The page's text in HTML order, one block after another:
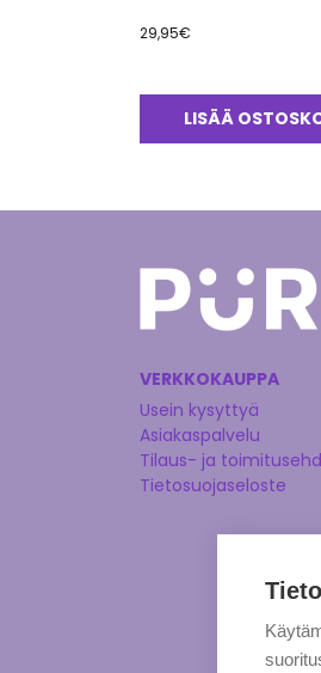
29,95€
LISÄÄ
VERKKOKAUPPA
Usein kysyttyä
Asiakaspalvelu
Tilaus- ja
Tietosuojaseloste